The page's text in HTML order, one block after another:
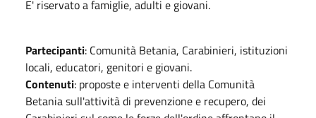
E' riservato a famiglie, adulti e giovani.
Partecipanti: Comunità Betania, Carabinieri, istituzioni
locali, educatori, genitori e giovani.
Contenuti: proposte e interventi della Comunità
Betania sull'attività di prevenzione e recupero, dei